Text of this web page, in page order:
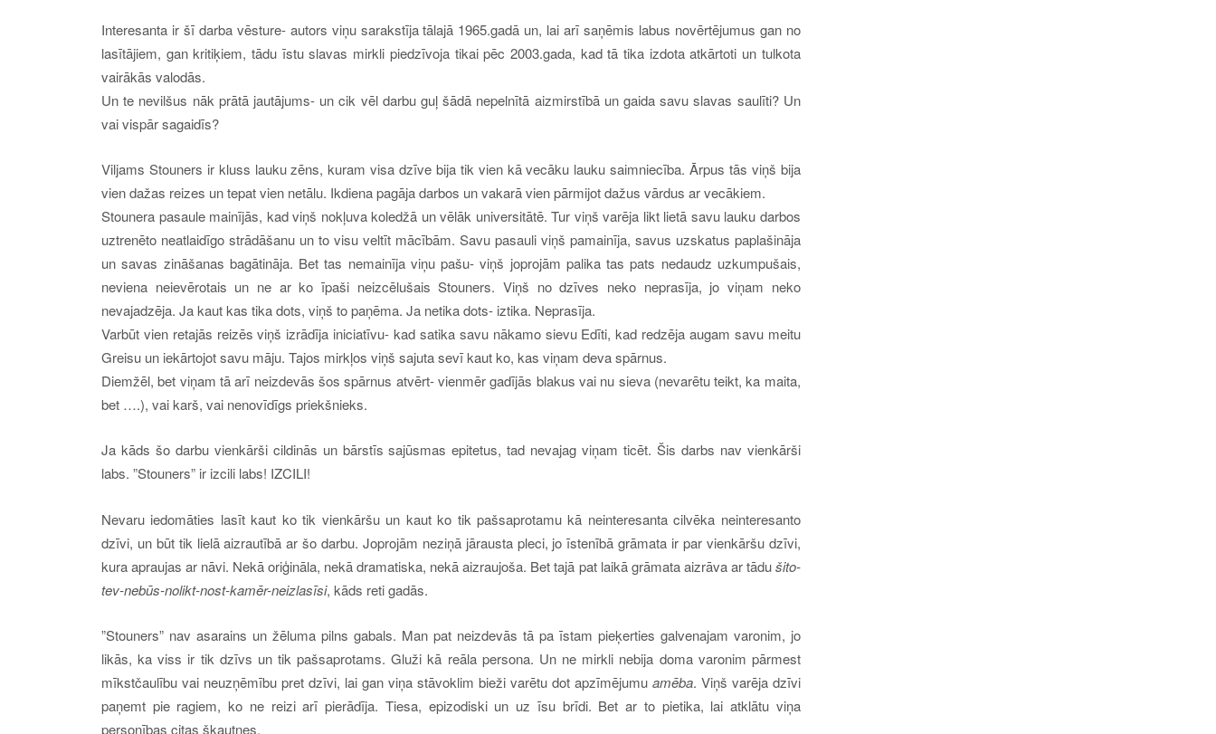
Interesanta ir šī darba vēsture- autors viņu sarakstīja tālajā 1965.gadā un, lai arī saņēmis labus novērtējumus gan no
lasītājiem, gan kritiķiem, tādu īstu slavas mirkli piedzīvoja tikai pēc 2003.gada, kad tā tika izdota atkārtoti un tulkota
vairākās valodās.
Un te nevilšus nāk prātā jautājums- un cik vēl darbu guļ šādā nepelnītā aizmirstībā un gaida savu slavas saulīti? Un
vai vispār sagaidīs?
Viljams Stouners ir kluss lauku zēns, kuram visa dzīve bija tik vien kā vecāku lauku saimniecība. Ārpus tās viņš bija
vien dažas reizes un tepat vien netālu. Ikdiena pagāja darbos un vakarā vien pārmijot dažus vārdus ar vecākiem.
Stounera pasaule mainījās, kad viņš nokļuva koledžā un vēlāk universitātē. Tur viņš varēja likt lietā savu lauku darbos
uztrenēto neatlaidīgo strādāšanu un to visu veltīt mācībām. Savu pasauli viņš pamainīja, savus uzskatus paplašināja
un savas zināšanas bagātināja. Bet tas nemainīja viņu pašu- viņš joprojām palika tas pats nedaudz uzkumpušais,
neviena neievērotais un ne ar ko īpaši neizcēlušais Stouners. Viņš no dzīves neko neprasīja, jo viņam neko
nevajadzēja. Ja kaut kas tika dots, viņš to paņēma. Ja netika dots- iztika. Neprasīja.
Varbūt vien retajās reizēs viņš izrādīja iniciatīvu- kad satika savu nākamo sievu Edīti, kad redzēja augam savu meitu
Greisu un iekārtojot savu māju. Tajos mirkļos viņš sajuta sevī kaut ko, kas viņam deva spārnus.
Diemžēl, bet viņam tā arī neizdevās šos spārnus atvērt- vienmēr gadījās blakus vai nu sieva (nevarētu teikt, ka maita,
bet ….), vai karš, vai nenovīdīgs priekšnieks.
Ja kāds šo darbu vienkārši cildinās un bārstīs sajūsmas epitetus, tad nevajag viņam ticēt. Šis darbs nav vienkārši
labs. ”Stouners” ir izcili labs! IZCILI!
Nevaru iedomāties lasīt kaut ko tik vienkāršu un kaut ko tik pašsaprotamu kā neinteresanta cilvēka neinteresanto
dzīvi, un būt tik lielā aizrautībā ar šo darbu. Joprojām neziņā jārausta pleci, jo īstenībā grāmata ir par vienkāršu dzīvi,
kura apraujas ar nāvi. Nekā oriģināla, nekā dramatiska, nekā aizraujoša. Bet tajā pat laikā grāmata aizrāva ar tādušito-
tev-nebūs-nolikt-nost-kamēr-neizlasīsi, kāds reti gadās.
”Stouners” nav asarains un žēluma pilns gabals. Man pat neizdevās tā pa īstam pieķerties galvenajam varonim, jo
likās, ka viss ir tik dzīvs un tik pašsaprotams. Gluži kā reāla persona. Un ne mirkli nebija doma varonim pārmest
mīkstčaulību vai neuzņēmību pret dzīvi, lai gan viņa stāvoklim bieži varētu dot apzīmējumu amēba. Viņš varēja dzīvi
paņemt pie ragiem, ko ne reizi arī pierādīja. Tiesa, epizodiski un uz īsu brīdi. Bet ar to pietika, lai atklātu viņa
personības citas šķautnes.